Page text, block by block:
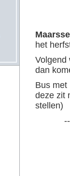
het
Volgend
dan
Bus met
deze zit
stellen)